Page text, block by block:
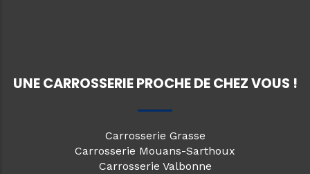
UNE CARROSSERIE PROCHE DE CHEZ VOUS !
Carrosserie Grasse
Carrosserie Mouans-Sarthoux
Carrosserie Valbonne